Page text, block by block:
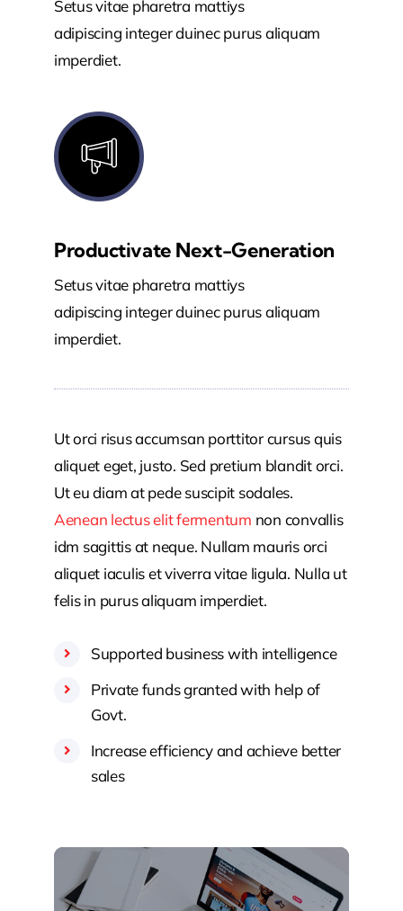
Setus vitae pharetra mattiys
adipiscing integer duinec purus aliquam
imperdiet.
Productivate Next-Generation
Setus vitae pharetra mattiys
adipiscing integer duinec purus aliquam
imperdiet.
Ut orci risus accumsan porttitor cursus quis
aliquet eget, justo. Sed pretium blandit orci.
Ut eu diam at pede suscipit sodales.
Aenean lectus elit fermentum non convallis
idm sagittis at neque. Nullam mauris orci
aliquet iaculis et viverra vitae ligula. Nulla ut
felis in purus aliquam imperdiet.
Supported business with intelligence
Private funds granted with help of
Govt.
Increase efficiency and achieve better
sales